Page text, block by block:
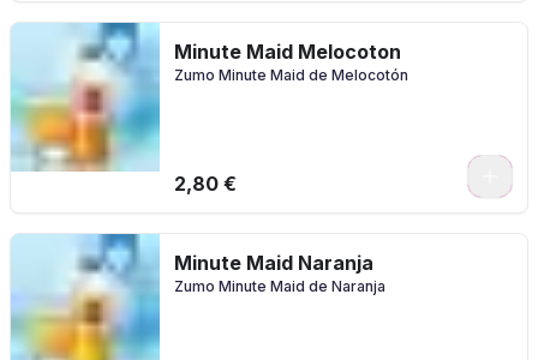
Minute Maid Melocoton
Zumo Minute Maid de Melocotón
2,80 €
Minute Maid Naranja
Zumo Minute Maid de Naranja